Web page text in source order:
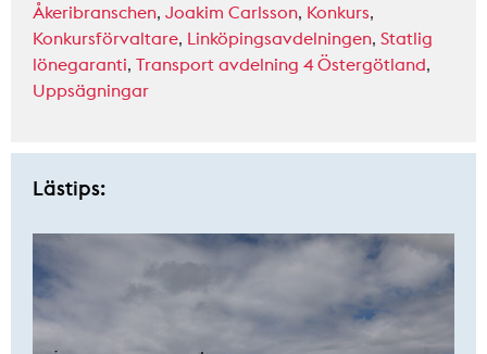
Åkeribranschen, Joakim Carlsson, Konkurs,
Konkursförvaltare, Linköpingsavdelningen, Statlig
lönegaranti, Transport avdelning 4 Östergötland,
Uppsägningar
Lästips: